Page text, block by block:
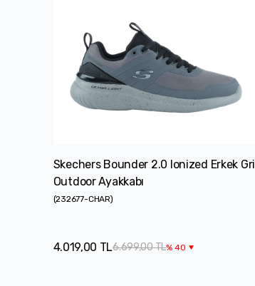
Skechers Bounder 2.0 Ionized Erkek Gri
Outdoor Ayakkabı
(232677-CHAR)
6.699,00 TL%40
4.019,00 TL